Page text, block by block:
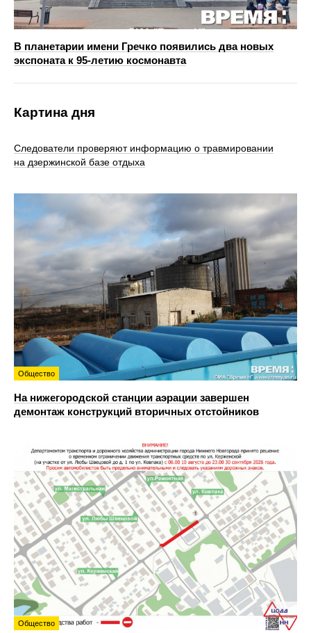
В планетарии имени Гречко появились два новых
экспоната к 95‑летию космонавта
Картина дня
Следователи проверяют информацию о травмировании
на дзержинской базе отдыха
Общество
На нижегородской станции аэрации завершен
демонтаж конструкций вторичных отстойников
Общество